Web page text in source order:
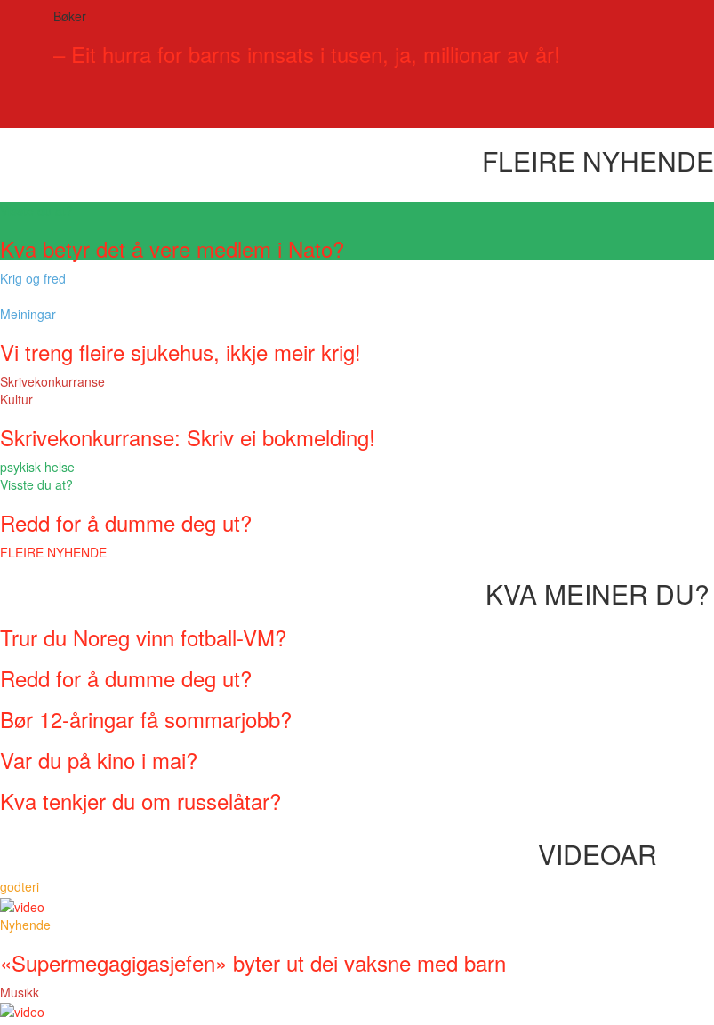
Bøker
– Eit hurra for barns innsats i tusen, ja, millionar av år!
FLEIRE NYHENDE
Kva betyr det å vere medlem i Nato?
Krig og fred
Meiningar
Vi treng fleire sjukehus, ikkje meir krig!
Skrivekonkurranse
Kultur
Skrivekonkurranse: Skriv ei bokmelding!
psykisk helse
Visste du at?
Redd for å dumme deg ut?
FLEIRE NYHENDE
KVA MEINER DU?
Trur du Noreg vinn fotball-VM?
Redd for å dumme deg ut?
Bør 12-åringar få sommarjobb?
Var du på kino i mai?
Kva tenkjer du om russelåtar?
VIDEOAR
godteri
Nyhende
«Supermegagigasjefen» byter ut dei vaksne med barn
Musikk